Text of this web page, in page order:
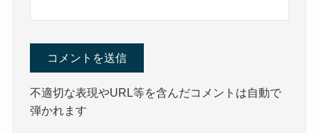
不適切な表現やURL等を含んだコメントは自動で
弾かれます